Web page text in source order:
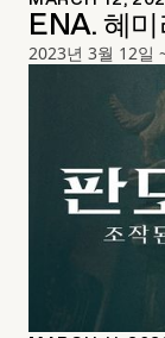
ENA. 혜
2023년 3월 12일